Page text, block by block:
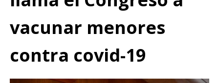
vacunar menores
contra covid-19